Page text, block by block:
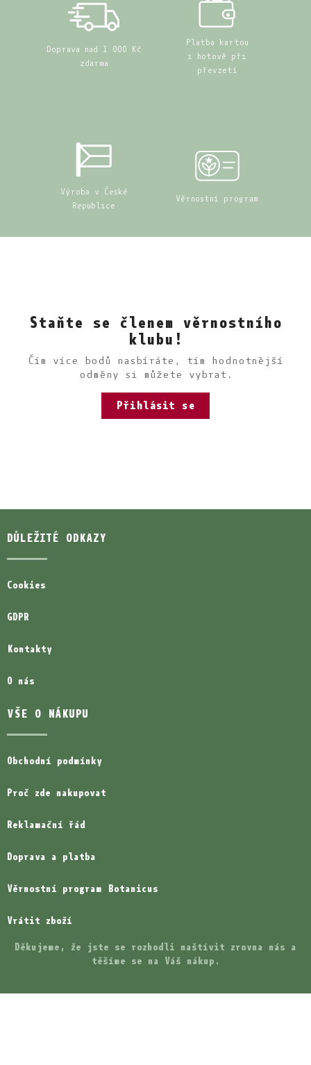
Doprava nad 1 000 Kč
zdarma
Platba kartou
i hotově při
převzetí
Výroba v České
Republice
Věrnostní program
Staňte se členem věrnostního
klubu!
Čím více bodů nasbíráte, tím hodnotnější
odměny si můžete vybrat.
Přihlásit se
DŮLEŽITÉ ODKAZY
Cookies
GDPR
Kontakty
O nás
VŠE O NÁKUPU
Obchodní podmínky
Proč zde nakupovat
Reklamační řád
Doprava a platba
Věrnostní program Botanicus
Vrátit zboží
Děkujeme, že jste se rozhodli naštívit zrovna nás a
těšíme se na Váš nákup.